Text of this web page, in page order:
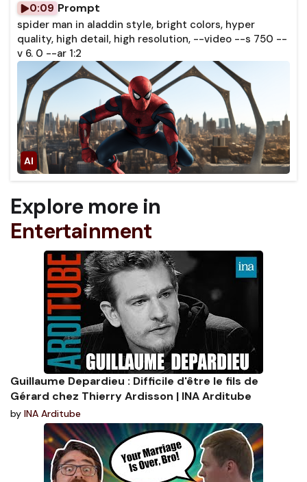
0:09 Prompt
spider man in aladdin style, bright colors, hyper
quality, high detail, high resolution, --video --s 750 --
v 6. 0 --ar 1:2
Explore more in
Entertainment
Guillaume Depardieu : Difficile d'être le fils de
Gérard chez Thierry Ardisson | INA Arditube
by INA Arditube